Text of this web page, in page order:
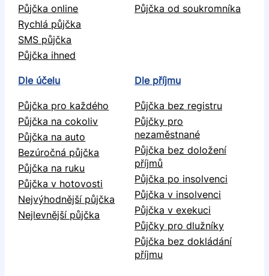
Půjčka online
Rychlá půjčka
SMS půjčka
Půjčka ihned
Půjčka od soukromníka
Dle účelu
Půjčka pro každého
Půjčka na cokoliv
Půjčka na auto
Bezúročná půjčka
Půjčka na ruku
Půjčka v hotovosti
Nejvýhodnější půjčka
Nejlevnější půjčka
Dle příjmu
Půjčka bez registru
Půjčky pro
nezaměstnané
Půjčka bez doložení
příjmů
Půjčka po insolvenci
Půjčka v insolvenci
Půjčka v exekuci
Půjčky pro dlužníky
Půjčka bez dokládání
příjmu